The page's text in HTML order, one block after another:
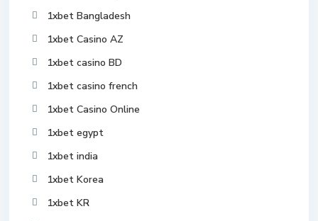
1xbet Bangladesh
1xbet Casino AZ
1xbet casino BD
1xbet casino french
1xbet Casino Online
1xbet egypt
1xbet india
1xbet Korea
1xbet KR